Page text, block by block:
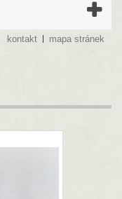
kontakt mapa stránek